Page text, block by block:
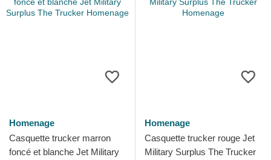
Homenage
Casquette trucker marron
foncé et blanche Jet Military
Homenage
Casquette trucker rouge Jet
Military Surplus The Trucker